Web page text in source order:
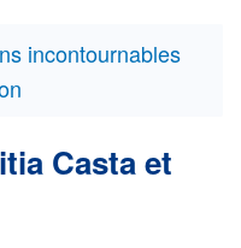
incontournables
Casta et